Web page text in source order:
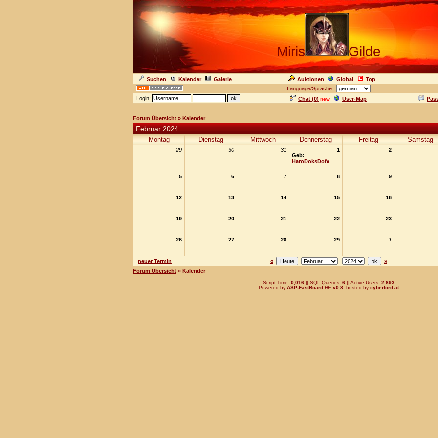
Miris Gilde
Suchen Kalender Galerie Auktionen Global Top
Language/Sprache:
Login:
Chat (0) new User-Map
Forum Übersicht » Kalender
Februar 2024
Montag Dienstag Mittwoch Donnerstag Freitag Samstag
29 30 31
1
Geb:
HaroDoksDofe
2
5 6 7 8 9
12 13 14 15 16
19 20 21 22 23
26 27 28 29 1
neuer Termin «
»
Forum Übersicht » Kalender
.: Script-Time: 0,016|| SQL-Queries: 6|| Active-Users: 2 893 :.
Powered by ASP-FastBoardHE v0.8, hosted by cyberlord.at